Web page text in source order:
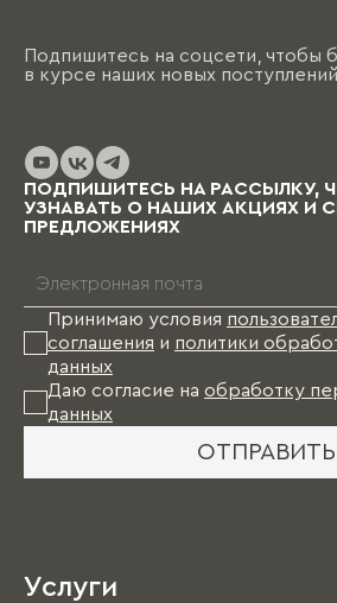
Подпишитесь на соцсети, чтобы
в курсе наших новых поступлений
ПОДПИШИТЕСЬ НА РАССЫЛКУ,
УЗНАВАТЬ О НАШИХ АКЦИЯХ И
ПРЕДЛОЖЕНИЯХ
Принимаю условия
соглашения и политики
данных
Даю согласие на обработку
данных
ОТПРАВИТЬ
Услуги